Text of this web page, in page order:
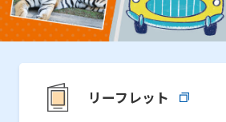
リーフレット